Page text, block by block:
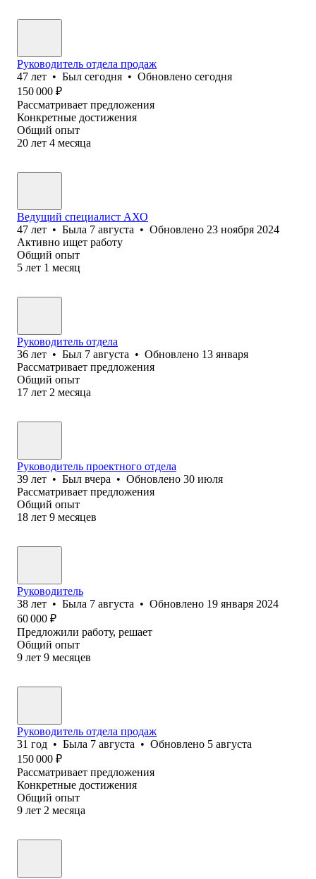
Руководитель отдела продаж
47 лет • Был сегодня • Обновлено сегодня
150 000 ₽
Рассматривает предложения
Конкретные достижения
Общий опыт
20 лет 4 месяца
Ведущий специалист АХО
47 лет • Была 7 августа • Обновлено 23 ноября 2024
Активно ищет работу
Общий опыт
5 лет 1 месяц
Руководитель отдела
36 лет • Был 7 августа • Обновлено 13 января
Рассматривает предложения
Общий опыт
17 лет 2 месяца
Руководитель проектного отдела
39 лет • Был вчера • Обновлено 30 июля
Рассматривает предложения
Общий опыт
18 лет 9 месяцев
Руководитель
38 лет • Была 7 августа • Обновлено 19 января 2024
60 000 ₽
Предложили работу, решает
Общий опыт
9 лет 9 месяцев
Руководитель отдела продаж
31 год • Была 7 августа • Обновлено 5 августа
150 000 ₽
Рассматривает предложения
Конкретные достижения
Общий опыт
9 лет 2 месяца